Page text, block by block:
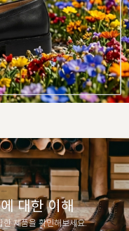
대한 이해
제품을 확인해보세요.